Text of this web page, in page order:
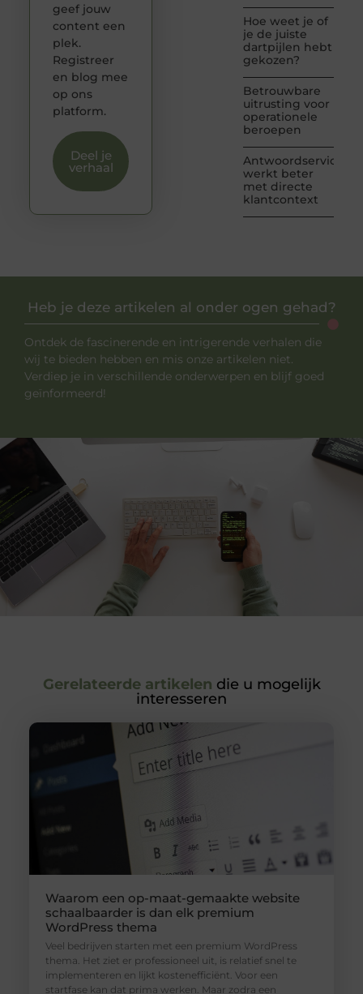
Hoe weet je of
je de juiste
dartpijlen hebt
gekozen?
Betrouwbare
uitrusting voor
operationele
beroepen
Antwoordservice
werkt beter
met directe
klantcontext
geef jouw
content een
plek.
Registreer
en blog mee
op ons
platform.
Deel je
verhaal
Heb je deze artikelen al onder ogen gehad?
Ontdek de fascinerende en intrigerende verhalen die
wij te bieden hebben en mis onze artikelen niet.
Verdiep je in verschillende onderwerpen en blijf goed
geïnformeerd!
Gerelateerde artikelen die u mogelijk
interesseren
Waarom een op-maat-gemaakte website
schaalbaarder is dan elk premium
WordPress thema
Veel bedrijven starten met een premium WordPress
thema. Het ziet er professioneel uit, is relatief snel te
implementeren en lijkt kostenefficiënt. Voor een
startfase kan dat prima werken. Maar zodra een